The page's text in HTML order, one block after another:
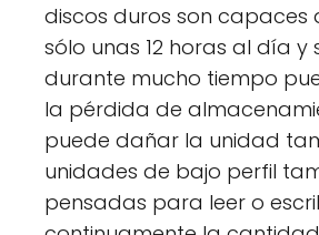
discos duros son capaces
sólo unas 12 horas al día y
durante mucho tiempo
la pérdida de
puede dañar la unidad
unidades de bajo perfil
pensadas para leer o